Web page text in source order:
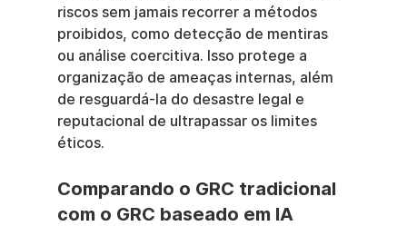
riscos sem jamais recorrer a métodos
proibidos, como detecção de mentiras
ou análise coercitiva. Isso protege a
organização de ameaças internas, além
de resguardá-la do desastre legal e
reputacional de ultrapassar os limites
éticos.
Comparando o GRC tradicional
com o GRC baseado em IA